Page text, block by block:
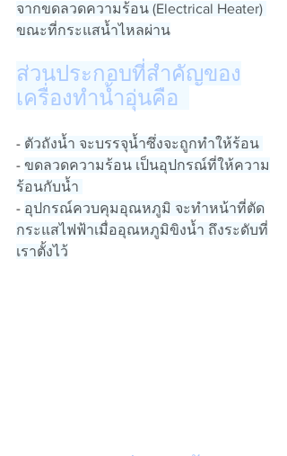
จากขดลวดความร้อน (Electrical Heater)
ขณะที่กระแสน้ำไหลผ่าน
ส่วนประกอบที่สำคัญของ
เครื่องทำน้ำอุ่นคือ
- ตัวถังน้ำ จะบรรจุน้ำซึ่งจะถูกทำให้ร้อน
- ขดลวดความร้อน เป็นอุปกรณ์ที่ให้ความ
ร้อนกับน้ำ
- อุปกรณ์ควบคุมอุณหภูมิ จะทำหน้าที่ตัด
กระแสไฟฟ้าเมื่ออุณหภูมิขิงน้ำ ถึงระดับที่
เราตั้งไว้